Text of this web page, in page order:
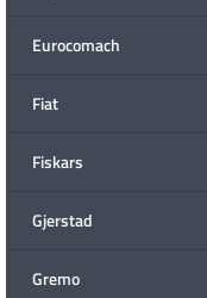
Eurocomach
Fiat
Fiskars
Gjerstad
Gremo